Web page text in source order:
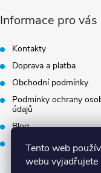
Tento web
webu
Informace pro vás
Kontakty
Doprava a platba
Obchodní podmínky
Podmínky ochrany
údajů
Blog
Vrácení zboží